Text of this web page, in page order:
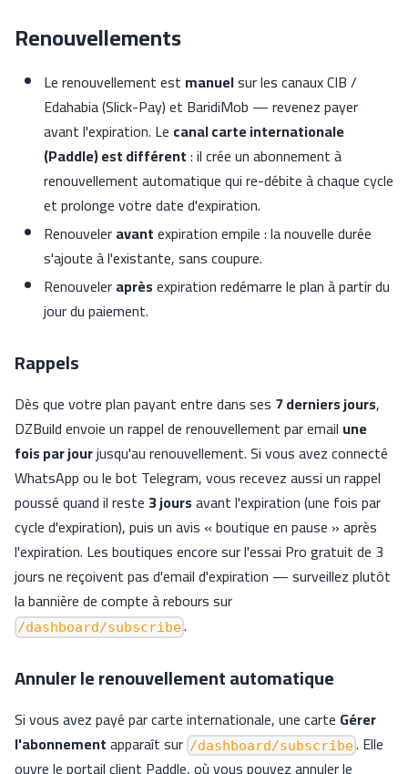
Renouvellements
Le renouvellement est manuelsur les canaux CIB /
Edahabia (Slick-Pay) et BaridiMob — revenez payer
avant l'expiration. Le canal carte internationale
(Paddle) est différent: il crée un abonnement à
renouvellement automatique qui re-débite à chaque cycle
et prolonge votre date d'expiration.
Renouveleravantexpiration empile : la nouvelle durée
s'ajoute à l'existante, sans coupure.
Renouveleraprèsexpiration redémarre le plan à partir du
jour du paiement.
Rappels
Dès que votre plan payant entre dans ses 7 derniers jours,
DZBuild envoie un rappel de renouvellement par email une
fois par jourjusqu'au renouvellement. Si vous avez connecté
WhatsApp ou le bot Telegram, vous recevez aussi un rappel
poussé quand il reste 3 joursavant l'expiration (une fois par
cycle d'expiration), puis un avis « boutique en pause » après
l'expiration. Les boutiques encore sur l'essai Pro gratuit de 3
jours ne reçoivent pas d'email d'expiration — surveillez plutôt
la bannière de compte à rebours sur
/dashboard/subscribe.
Annuler le renouvellement automatique
Si vous avez payé par carte internationale, une carte Gérer
l'abonnementapparaît sur /dashboard/subscribe. Elle
ouvre le portail client Paddle, où vous pouvez annuler le